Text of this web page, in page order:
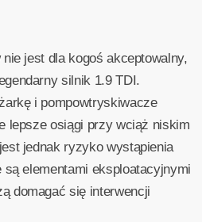
jest dla kogoś akceptowalny,
silnik 1.9 TDI.
i pompowtryskiwacze
lepsze osiągi przy wciąż niskim
jednak ryzyko wystąpienia
elementami eksploatacyjnymi
domagać się interwencji